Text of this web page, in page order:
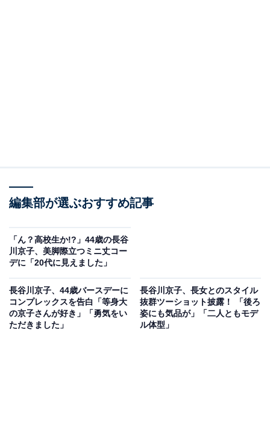
編集部が選ぶおすすめ記事
「ん？高校生か!?」44歳の長谷
川京子、美脚際立つミニ丈コー
デに「20代に見えました」
長谷川京子、44歳バースデーに
コンプレックスを告白「等身大
の京子さんが好き」「勇気をい
ただきました」
長谷川京子、長女とのスタイル
抜群ツーショット披露！ 「後ろ
姿にも気品が」「二人ともモデ
ル体型」